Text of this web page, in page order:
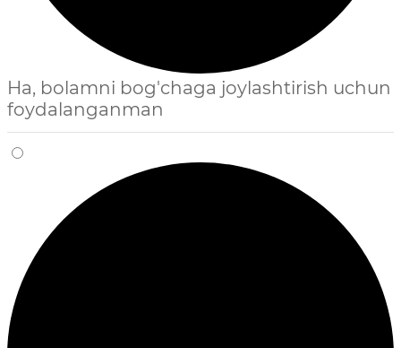
Ha, bolamni bog'chaga joylashtirish uchun
foydalanganman